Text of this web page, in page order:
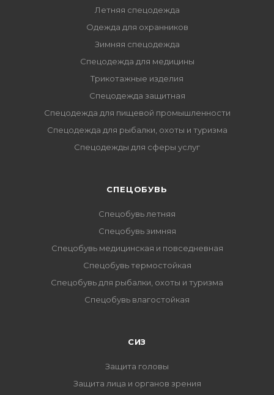
Летняя спецодежда
Одежда для охранников
Зимняя спецодежда
Спецодежда для медицины
Трикотажные изделия
Спецодежда защитная
Спецодежда для пищевой промышленности
Спецодежда для рыбалки, охоты и туризма
Спецодежды для сферы услуг
CПЕЦОБУВЬ
Спецобувь летняя
Спецобувь зимняя
Спецобувь медицинская и повседневная
Спецобувь термостойкая
Спецобувь для рыбалки, охоты и туризма
Спецобувь влагостойкая
СИЗ
Защита головы
Защита лица и органов зрения